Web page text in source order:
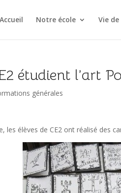
Accueil Notre école Vie de
étudient l’art
générales
les élèves de CE2 ont réalisé des